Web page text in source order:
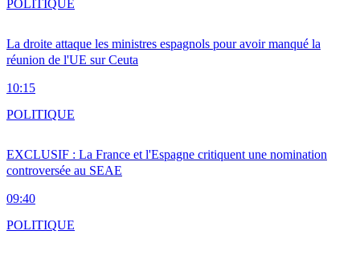
La droite attaque les ministres espagnols pour avoir manqué la
réunion de l'UE sur Ceuta
10:15
POLITIQUE
EXCLUSIF : La France et l'Espagne critiquent une nomination
controversée au SEAE
09:40
POLITIQUE
POLITIQUE